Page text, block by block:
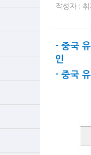
작성자 : 취
- 중국
인
- 중국